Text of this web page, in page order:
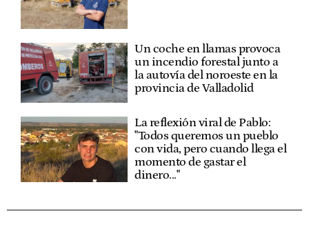
Un coche en llamas provoca
un incendio forestal junto a
la autovía del noroeste en la
provincia de Valladolid
La reflexión viral de Pablo:
"Todos queremos un pueblo
con vida, pero cuando llega el
momento de gastar el
dinero..."